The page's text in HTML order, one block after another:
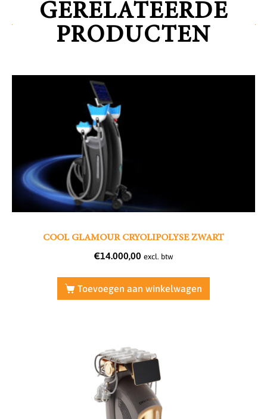
GERELATEERDE
PRODUCTEN
COOL GLAMOUR CRYOLIPOLYSE ZWART
€14.000,00 excl. btw
Toevoegen aan winkelwagen